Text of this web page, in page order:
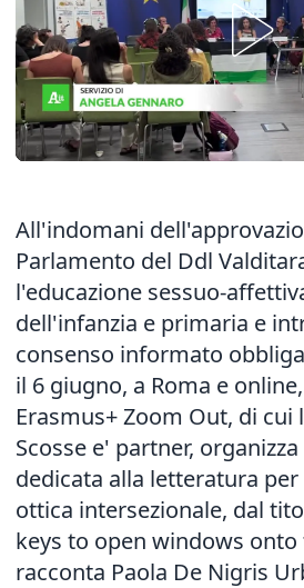
All'indomani
Parlamento del Ddl
l'educazione sessuo-
dell'infanzia e primaria e
consenso informato
il 6 giugno, a Roma e
Erasmus+ Zoom Out, di cui
Scosse e' partner,
dedicata alla letteratura
ottica intersezionale, dal
keys to open windows
racconta Paola De Nigris